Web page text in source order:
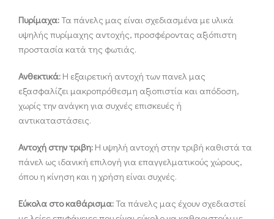
Πυρίμαχα:Τα πάνελς μας είναι σχεδιασμένα με υλικά
υψηλής πυρίμαχης αντοχής, προσφέροντας αξιόπιστη
προστασία κατά της φωτιάς.
Ανθεκτικά: Η εξαιρετική αντοχή των πανελ μας
εξασφαλίζει μακροπρόθεσμη αξιοπιστία και απόδοση,
χωρίς την ανάγκη για συχνές επισκευές ή
αντικαταστάσεις.
Αντοχή στην τριβη: Η υψηλή αντοχή στην τριβή καθιστά τα
πάνελ ως ιδανική επιλογή για επαγγελματικούς χώρους,
όπου η κίνηση και η χρήση είναι συχνές.
Εύκολα στο καθάρισμα:Τα πάνελς μας έχουν σχεδιαστεί